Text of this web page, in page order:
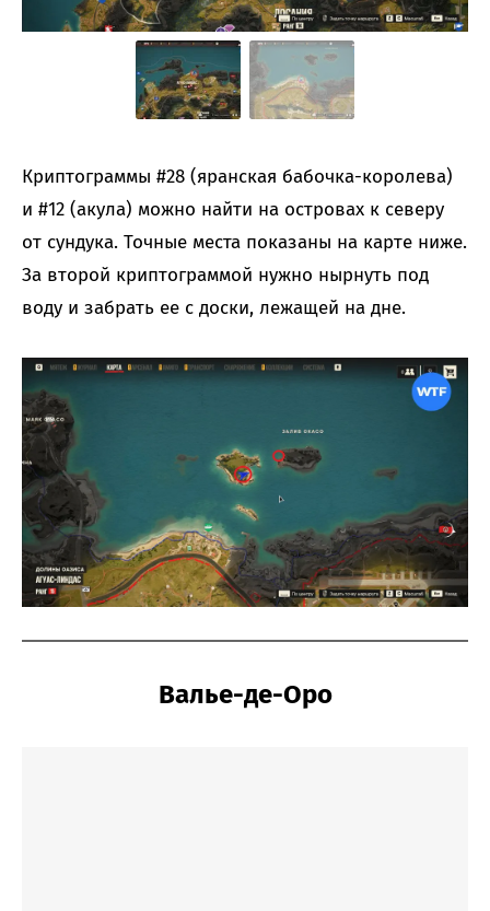
Криптограммы #28 (яранская бабочка-королева)
и #12 (акула) можно найти на островах к северу
от сундука. Точные места показаны на карте ниже.
За второй криптограммой нужно нырнуть под
воду и забрать ее с доски, лежащей на дне.
Валье-де-Оро